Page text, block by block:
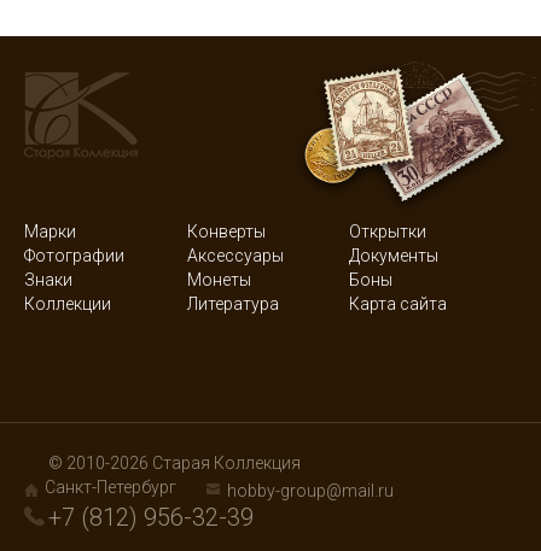
Марки Конверты
Открытки
Фотографии
Аксессуары
Документы
Знаки
Монеты
Боны
Коллекции
Литература Карта сайта
© 2010-2026 Старая Коллекция
Санкт-Петербург
hobby-group@mail.ru
+7 (812) 956-32-39